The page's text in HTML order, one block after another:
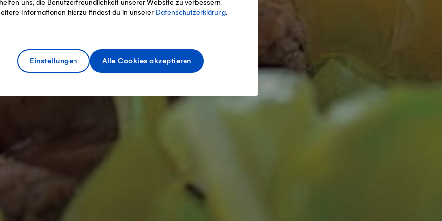
uns, die Benutzerfreundlichkeit unserer Website zu verbessern.
Informationen hierzu findest du in unserer Datenschutzerklärung.
Einstellungen Alle Cookies akzeptieren